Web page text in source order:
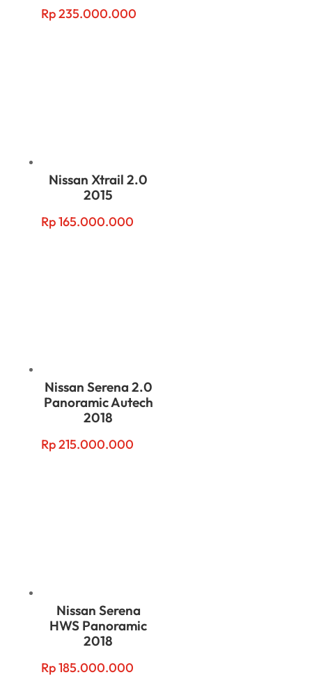
Rp235.000.000
Nissan Xtrail 2.0
2015
Rp165.000.000
Nissan Serena 2.0
Panoramic Autech
2018
Rp215.000.000
Nissan Serena
HWS Panoramic
2018
Rp185.000.000